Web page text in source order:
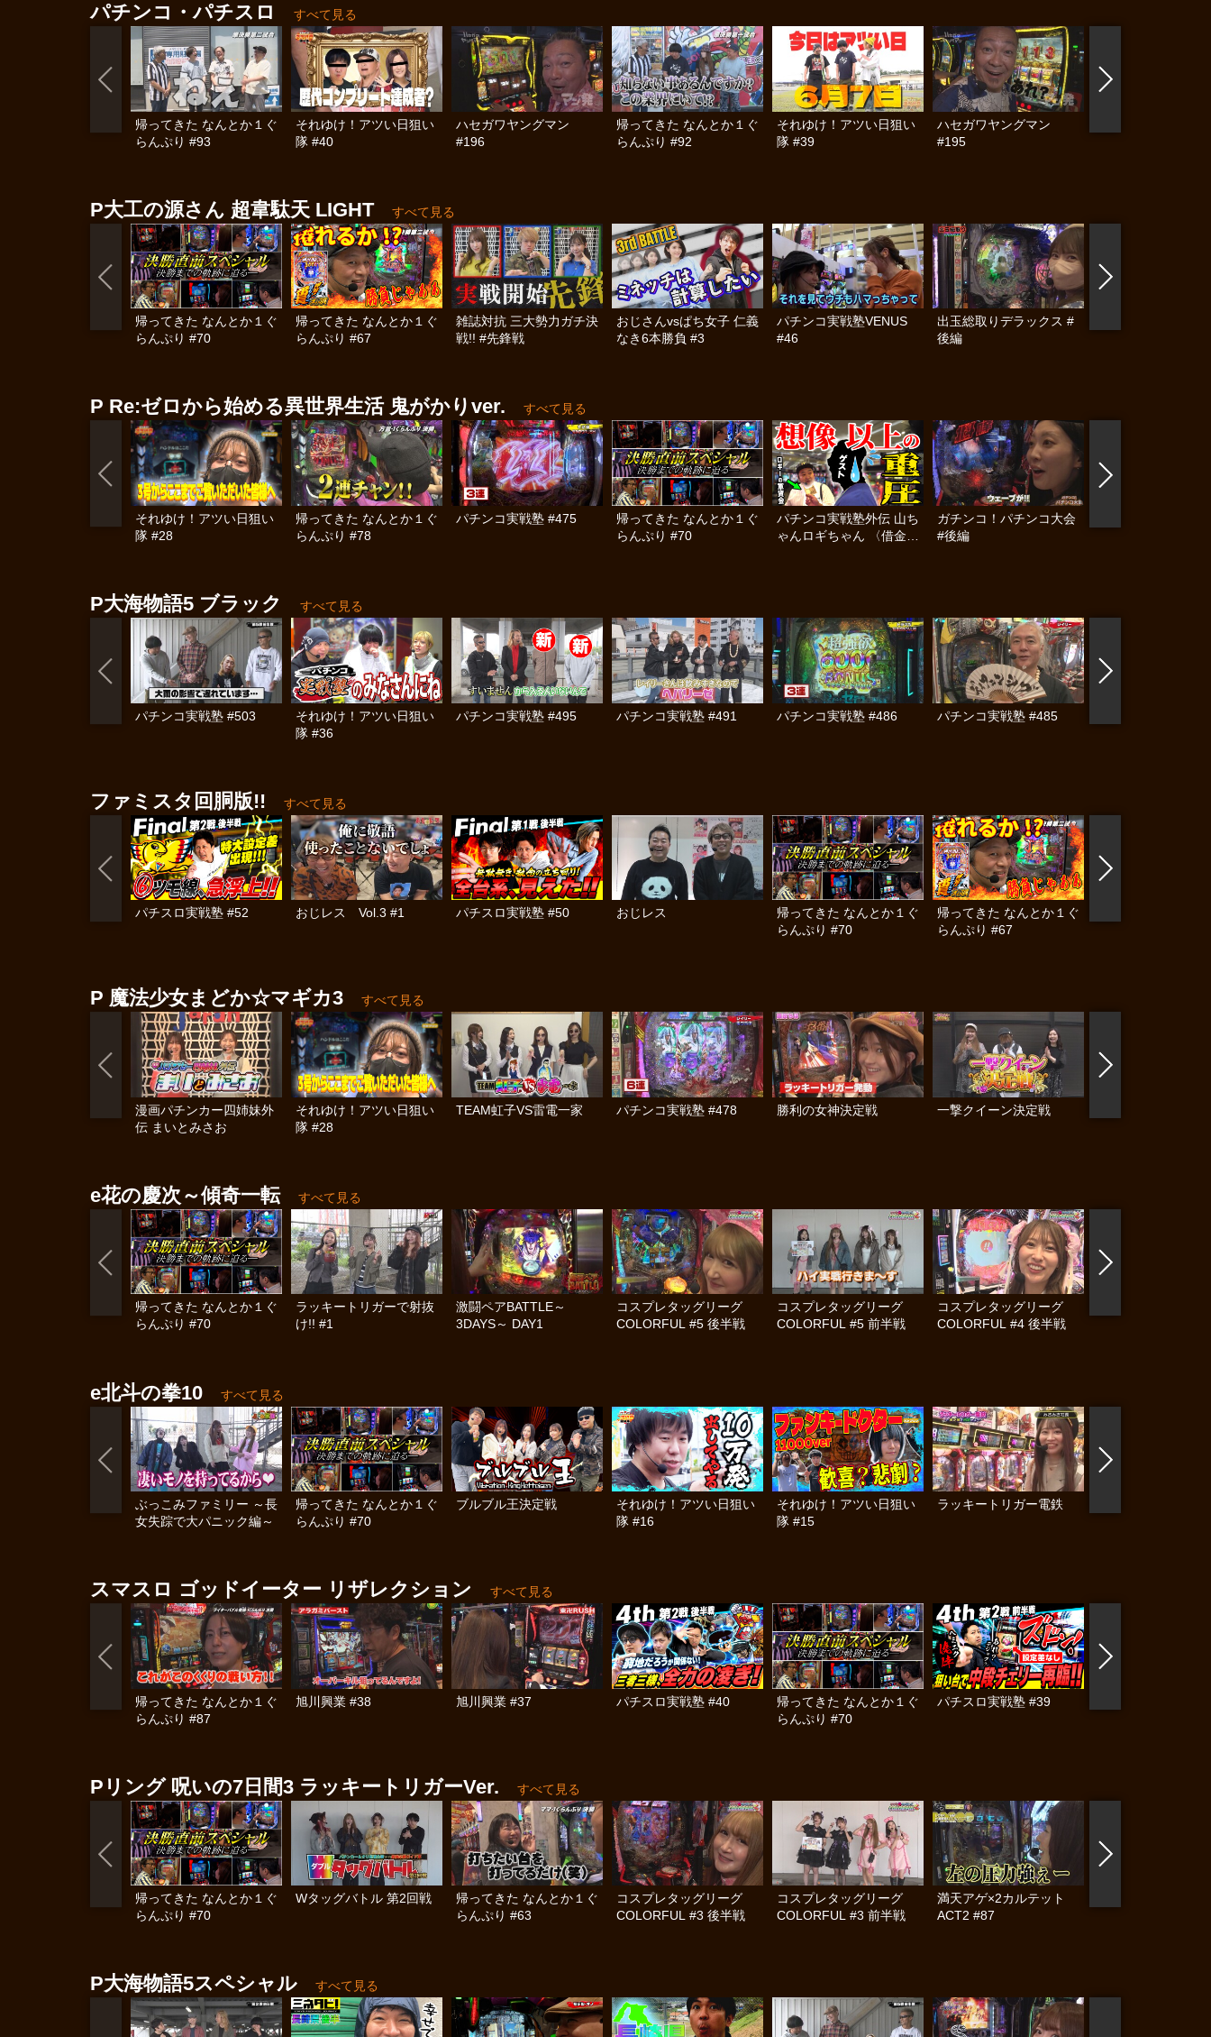
パチンコ・パチスロ すべて見る
帰ってきた なんとか１ぐ
らんぷり #93
それゆけ！アツい日狙い
隊 #40
ハセガワヤングマン
#196
帰ってきた なんとか１ぐ
らんぷり #92
それゆけ！アツい日狙い
隊 #39
ハセガワヤングマン
#195
P大工の源さん 超韋駄天 LIGHT すべて見る
帰ってきた なんとか１ぐ
らんぷり #70
帰ってきた なんとか１ぐ
らんぷり #67
雑誌対抗 三大勢力ガチ決
戦!! #先鋒戦
おじさんvsぱち女子 仁義
なき6本勝負 #3
パチンコ実戦塾VENUS
#46
出玉総取りデラックス #
後編
P Re:ゼロから始める異世界生活 鬼がかりver. すべて見る
それゆけ！アツい日狙い
隊 #28
帰ってきた なんとか１ぐ
らんぷり #78
パチンコ実戦塾 #475
帰ってきた なんとか１ぐ
らんぷり #70
パチンコ実戦塾外伝 山ち
ゃんロギちゃん 〈借金返
ガチンコ！パチンコ大会
#後編
P大海物語5 ブラック すべて見る
パチンコ実戦塾 #503
それゆけ！アツい日狙い
隊 #36
パチンコ実戦塾 #495 パチンコ実戦塾 #491 パチンコ実戦塾 #486 パチンコ実戦塾 #485
ファミスタ回胴版!! すべて見る
パチスロ実戦塾 #52 おじレス Vol.3 #1 パチスロ実戦塾 #50 おじレス
帰ってきた なんとか１ぐ
らんぷり #70
帰ってきた なんとか１ぐ
らんぷり #67
P 魔法少女まどか☆マギカ3 すべて見る
漫画パチンカー四姉妹外
伝 まいとみさお
それゆけ！アツい日狙い
隊 #28
TEAM虹子VS雷電一家 パチンコ実戦塾 #478 勝利の女神決定戦 一撃クイーン決定戦
e花の慶次～傾奇一転 すべて見る
帰ってきた なんとか１ぐ
らんぷり #70
ラッキートリガーで射抜
け!! #1
激闘ペアBATTLE～
3DAYS～ DAY1
コスプレタッグリーグ
COLORFUL #5 後半戦
コスプレタッグリーグ
COLORFUL #5 前半戦
コスプレタッグリーグ
COLORFUL #4 後半戦
e北斗の拳10 すべて見る
ぶっこみファミリー ～長
女失踪で大パニック編～
帰ってきた なんとか１ぐ
らんぷり #70
ブルブル王決定戦
それゆけ！アツい日狙い
隊 #16
それゆけ！アツい日狙い
隊 #15
ラッキートリガー電鉄
スマスロ ゴッドイーター リザレクション すべて見る
帰ってきた なんとか１ぐ
らんぷり #87
旭川興業 #38 旭川興業 #37 パチスロ実戦塾 #40
帰ってきた なんとか１ぐ
らんぷり #70
パチスロ実戦塾 #39
Pリング 呪いの7日間3 ラッキートリガーVer. すべて見る
帰ってきた なんとか１ぐ
らんぷり #70
Wタッグバトル 第2回戦
帰ってきた なんとか１ぐ
らんぷり #63
コスプレタッグリーグ
COLORFUL #3 後半戦
コスプレタッグリーグ
COLORFUL #3 前半戦
満天アゲ×2カルテット
ACT2 #87
P大海物語5スペシャル すべて見る